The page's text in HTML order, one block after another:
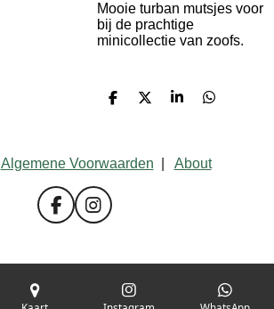
Mooie turban mutsjes voor
bij de prachtige
minicollectie van zoofs.
D
n
D
S
e
D
n
Algemene Voorwaarden About
F
e
I
t